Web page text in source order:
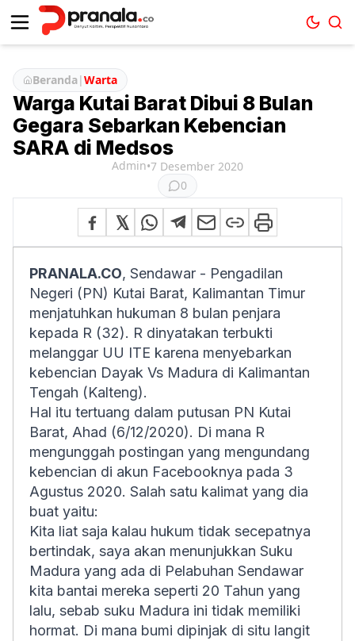
Beranda|Warta
Warga Kutai Barat Dibui 8 Bulan
Gegara Sebarkan Kebencian
SARA di Medsos
Admin•7 Desember 2020
0
PRANALA.CO, Sendawar - Pengadilan
Negeri (PN) Kutai Barat, Kalimantan Timur
menjatuhkan hukuman 8 bulan penjara
kepada R (32). R dinyatakan terbukti
melanggar UU ITE karena menyebarkan
kebencian Dayak Vs Madura di Kalimantan
Tengah (Kalteng).
Hal itu tertuang dalam putusan PN Kutai
Barat, Ahad (6/12/2020). Di mana R
mengunggah postingan yang mengundang
kebencian di akun Facebooknya pada 3
Agustus 2020. Salah satu kalimat yang dia
buat yaitu:
Kita liat saja kalau hukum tidak secepatnya
bertindak, saya akan menunjukkan Suku
Madura yang ada di Pelabuhan Sendawar
kita bantai mereka seperti 20 Tahun yang
lalu, sebab suku Madura ini tidak memiliki
hormat. Di mana bumi dipinjak di situ langit